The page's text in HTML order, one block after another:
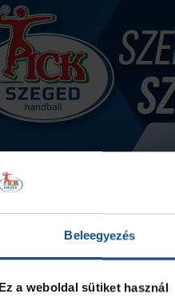
Beleegyezés
Ez a weboldal sütiket használ